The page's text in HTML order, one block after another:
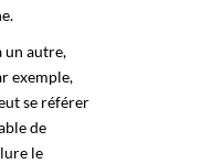
un autre,
exemple,
se référer
de
le